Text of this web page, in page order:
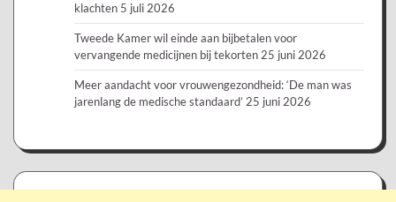
klachten 5 juli 2026
Tweede Kamer wil einde aan bijbetalen voor
vervangende medicijnen bij tekorten 25 juni 2026
Meer aandacht voor vrouwengezondheid: ‘De man was
jarenlang de medische standaard’ 25 juni 2026